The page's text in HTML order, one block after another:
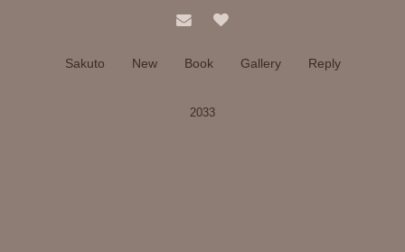
Sakuto New Book Gallery Reply
2033